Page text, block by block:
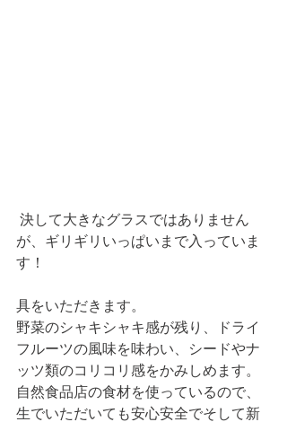
が、ギリギリいっぱいまで入っていま
す！
具をいただきます。
野菜のシャキシャキ感が残り、ドライ
フルーツの風味を味わい、シードやナ
ッツ類のコリコリ感をかみしめます。
自然食品店の食材を使っているので、
生でいただいても安心安全でそして新